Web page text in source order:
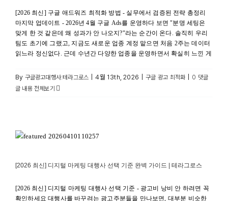
[2026 최신] 구글 애드워즈 최적화 방법 - 실무에서 검증된 전략 총정리
마지막 업데이트 - 2026년 4월 구글 Ads를 운영하다 보면 "분명 세팅은
맞게 한 것 같은데 왜 성과가 안 나오지?"라는 순간이 온다. 솔직히 우리
팀도 초기에 그랬고, 지금도 새로운 업종 계정 맡으면 처음 2주는 데이터
읽느라 정신없다. 근데 수년간 다양한 업종을 운영하면서 확실히 느낀 게
By 구글광고대행사:테라그로스 4월 13th, 2026 구글 광고 최적화
0 댓글
글 내용 전체보기
[2026 최신] 디지털 마케팅 대행사 선택 기준 완벽 가이드 | 테라그로스
[2026 최신] 디지털 마케팅 대행사 선택 기준 - 광고비 낭비 안 하려면 꼭
확인하세요 대행사를 바꾸려는 광고주분들을 만나보면, 대부분 비슷한